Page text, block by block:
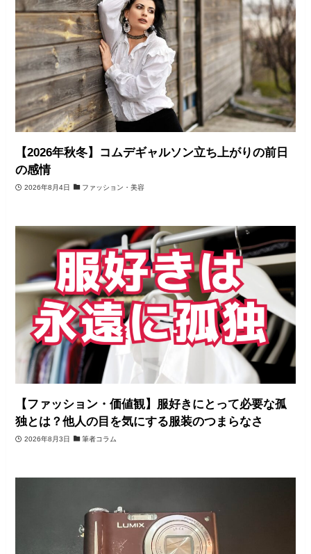
【2026年秋冬】コムデギャルソン立ち上がりの前日
の感情
2026年8月4日 ファッション・美容
【ファッション・価値観】服好きにとって必要な孤
独とは？他人の目を気にする服装のつまらなさ
2026年8月3日 筆者コラム